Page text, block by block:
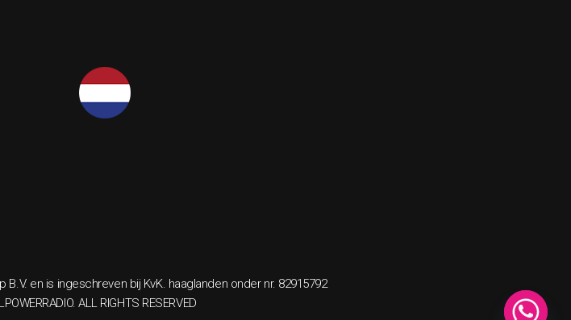
en is ingeschreven bij KvK. haaglanden onder nr. 82915792
ALL RIGHTS RESERVED